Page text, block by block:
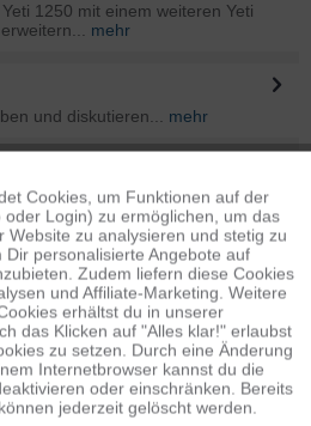
1250 mit einem weiteren Yeti
mehr
und diskutieren...
mehr
sind verfübar......mehr
ähnlich ...mehr
Aktiv
Inaktiv
Inaktiv
Inaktiv
Cookies, um Funktionen auf der
Login) zu ermöglichen, um das
Website zu analysieren und stetig zu
personalisierte Angebote auf
Zudem liefern diese Cookies
und Affiliate-Marketing. Weitere
erhältst du in unserer
das Klicken auf "Alles klar!" erlaubst
zu setzen. Durch eine Änderung
Internetbrowser kannst du die
oder einschränken. Bereits
jederzeit gelöscht werden.